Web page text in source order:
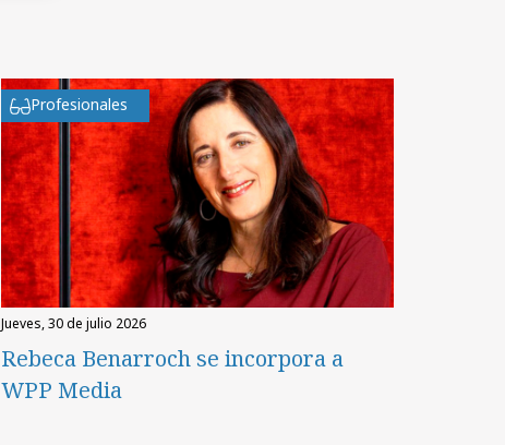
Profesionales
jueves, 30 de julio 2026
Rebeca Benarroch se incorpora a
WPP Media